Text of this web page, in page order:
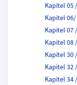
Kapitel 05
Kapitel
Kapitel 07
Kapitel 08
Kapitel 30
Kapitel 32
Kapitel 34